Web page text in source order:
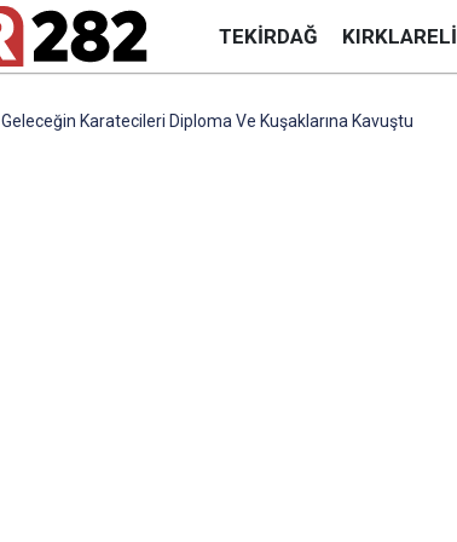
TEKIRDAĞ KIRKLARELI
Geleceğin Karatecileri Diploma Ve Kuşaklarına Kavuştu